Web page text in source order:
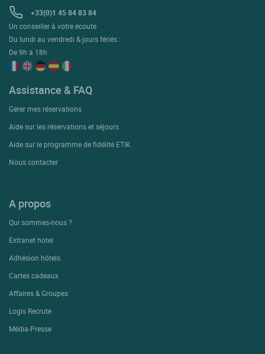
+33(0)1 45 84 83 84
Un conseiller à votre écoute
Du lundi au vendredi & jours fériés :
De 9h à 18h
Assistance & FAQ
Gérer mes réservations
Aide sur les réservations et séjours
Aide sur le programme de fidélité ETIK
Nous contacter
A propos
Qui sommes-nous ?
Extranet hotel
Adhésion hôtels
Cartes cadeaux
Affaires & Groupes
Logis Recrute
Média-Presse